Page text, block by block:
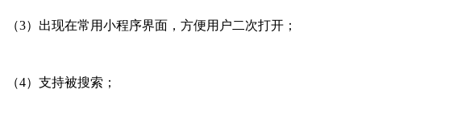
（3）出现在常用小程序界面，方便用户二次打开；
（4）支持被搜索；